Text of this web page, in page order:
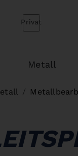
Home
Privat
Metall